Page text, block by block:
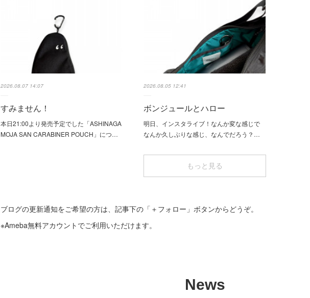
2026.08.07 14:07
すみません！
本日21:00より発売予定でした「ASHINAGA
MOJA SAN CARABINER POUCH」につ…
2026.08.05 12:41
ボンジュールとハロー
明日、インスタライブ！なんか変な感じで
なんか久しぶりな感じ、なんでだろう？…
もっと見る
ブログの更新通知をご希望の方は、記事下の「＋フォロー」ボタンからどうぞ。
※Ameba無料アカウントでご利用いただけます。
News